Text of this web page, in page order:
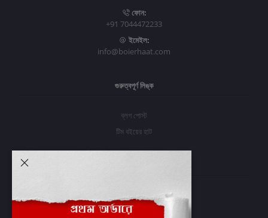
ফোন:
+91 7044472233
ইমেইল:
info@boierhaat.com
গুরুত্বপূর্ণ লিঙ্ক
ব্লগ পোস্ট
টিম বইয়ের হাট
প্রবেশ করুন
অর্ডার ইতিহাস